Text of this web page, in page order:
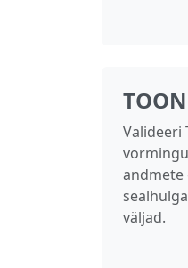
Valideeri
andmete
väljad.